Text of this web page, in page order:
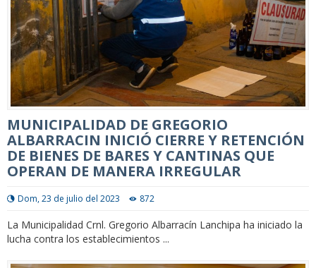
MUNICIPALIDAD DE GREGORIO
ALBARRACIN INICIÓ CIERRE Y RETENCIÓN
DE BIENES DE BARES Y CANTINAS QUE
OPERAN DE MANERA IRREGULAR
Dom, 23 de julio del 2023 872
La Municipalidad Crnl. Gregorio Albarracín Lanchipa ha iniciado la
lucha contra los establecimientos ...